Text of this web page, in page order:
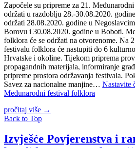
Započele su pripreme za 21.
održati u razdoblju 28.-30.08.2020.
održati 28.08.2020. godine u
Borovu i 30.08.2020. godine u Boboti.
folklora će se održati na otvorenome. Na
festivalu folklora će nastupiti do 6
Hrvatske i okoline. Tijekom priprema
propagandnih materijala, informiranje
pripreme prostora održavanja festivala.
Savez za nacionalne manjine… Nastavite
Međunarodni festival folklora
pročitaj više →
Back to Top
Izvješće Povjerenstva i